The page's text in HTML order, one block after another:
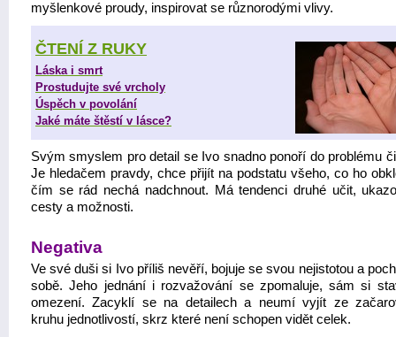
myšlenkové proudy, inspirovat se různorodými vlivy.
ČTENÍ Z RUKY
Láska i smrt
Prostudujte své vrcholy
Úspěch v povolání
Jaké máte štěstí v lásce?
Svým smyslem pro detail se Ivo snadno ponoří do problému
Je hledačem pravdy, chce přijít na podstatu všeho, co ho
čím se rád nechá nadchnout. Má tendenci druhé učit,
cesty a možnosti.
Negativa
Ve své duši si Ivo příliš nevěří, bojuje se svou nejistotou a
sobě. Jeho jednání i rozvažování se zpomaluje, sám si
omezení. Zacyklí se na detailech a neumí vyjít ze
kruhu jednotlivostí, skrz které není schopen vidět celek.